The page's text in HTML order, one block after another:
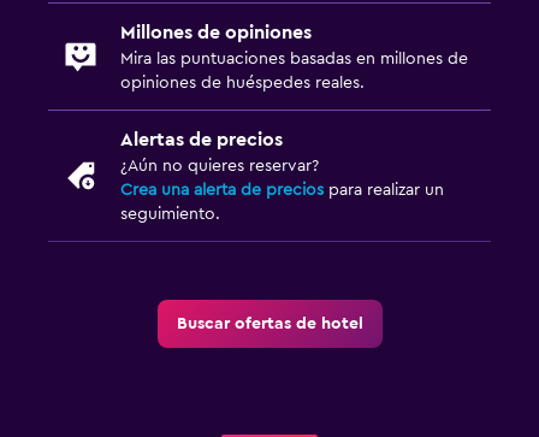
Millones de opiniones
Mira las puntuaciones basadas en millones de
opiniones de huéspedes reales.
Alertas de precios
¿Aún no quieres reservar?
Crea una alerta de precios para realizar un
seguimiento.
Buscar ofertas de hotel